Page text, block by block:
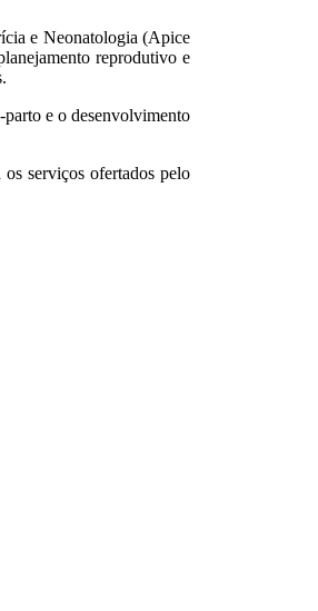
e Neonatologia (Apice
reprodutivo e
parto e o desenvolvimento
serviços ofertados pelo